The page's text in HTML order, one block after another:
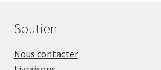
Soutien
Nous contacter